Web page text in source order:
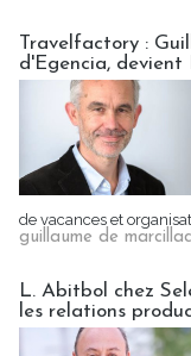
Travelfactory :
d'Egencia, devient
de vacances et
guillaume de marcillac
L. Abitbol chez
les relations